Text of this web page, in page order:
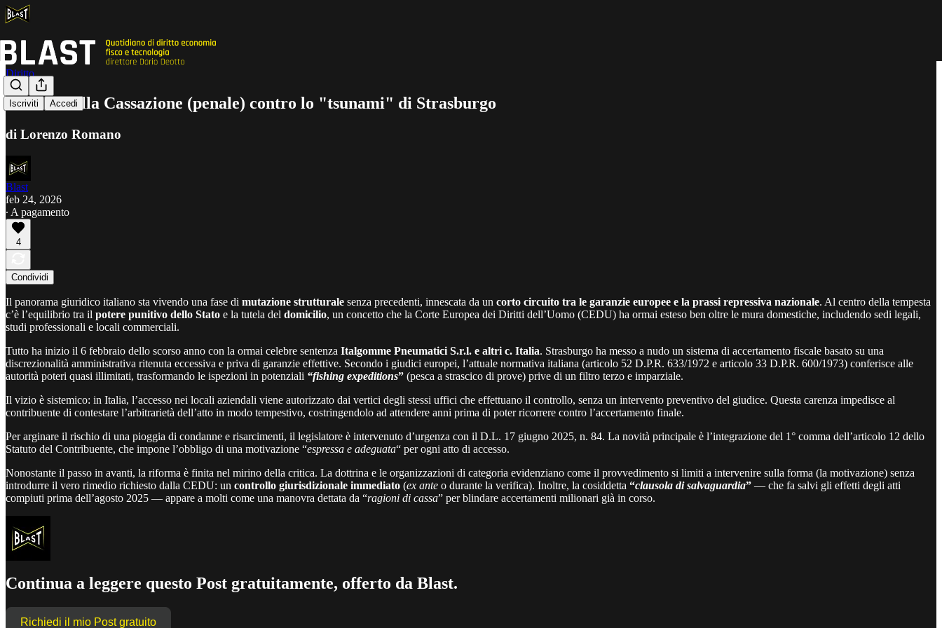
Iscriviti Accedi
Diritto
Il muro della Cassazione (penale) contro lo "tsunami" di Strasburgo
di Lorenzo Romano
Blast
feb 24, 2026
∙ A pagamento
4
Condividi
Il panorama giuridico italiano sta vivendo una fase di mutazione strutturale senza precedenti, innescata da un corto circuito tra le garanzie europee e la prassi repressiva nazionale. Al centro della tempesta
c’è l’equilibrio tra il potere punitivo dello Stato e la tutela del domicilio, un concetto che la Corte Europea dei Diritti dell’Uomo (CEDU) ha ormai esteso ben oltre le mura domestiche, includendo sedi legali,
studi professionali e locali commerciali.
Tutto ha inizio il 6 febbraio dello scorso anno con la ormai celebre sentenza Italgomme Pneumatici S.r.l. e altri c. Italia. Strasburgo ha messo a nudo un sistema di accertamento fiscale basato su una
discrezionalità amministrativa ritenuta eccessiva e priva di garanzie effettive. Secondo i giudici europei, l’attuale normativa italiana (articolo 52 D.P.R. 633/1972 e articolo 33 D.P.R. 600/1973) conferisce alle
autorità poteri quasi illimitati, trasformando le ispezioni in potenziali “fishing expeditions” (pesca a strascico di prove) prive di un filtro terzo e imparziale.
Il vizio è sistemico: in Italia, l’accesso nei locali aziendali viene autorizzato dai vertici degli stessi uffici che effettuano il controllo, senza un intervento preventivo del giudice. Questa carenza impedisce al
contribuente di contestare l’arbitrarietà dell’atto in modo tempestivo, costringendolo ad attendere anni prima di poter ricorrere contro l’accertamento finale.
Per arginare il rischio di una pioggia di condanne e risarcimenti, il legislatore è intervenuto d’urgenza con il D.L. 17 giugno 2025, n. 84. La novità principale è l’integrazione del 1° comma dell’articolo 12 dello
Statuto del Contribuente, che impone l’obbligo di una motivazione “espressa e adeguata“ per ogni atto di accesso.
Nonostante il passo in avanti, la riforma è finita nel mirino della critica. La dottrina e le organizzazioni di categoria evidenziano come il provvedimento si limiti a intervenire sulla forma (la motivazione) senza
introdurre il vero rimedio richiesto dalla CEDU: un controllo giurisdizionale immediato (ex ante o durante la verifica). Inoltre, la cosiddetta “clausola di salvaguardia” — che fa salvi gli effetti degli atti
compiuti prima dell’agosto 2025 — appare a molti come una manovra dettata da “ragioni di cassa” per blindare accertamenti milionari già in corso.
Continua a leggere questo Post gratuitamente, offerto da Blast.
Richiedi il mio Post gratuito